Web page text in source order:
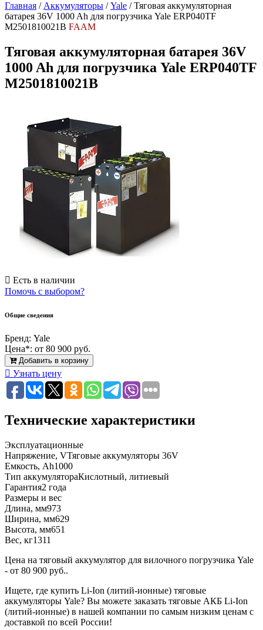
Главная / Аккумуляторы /Yale /Тяговая аккумуляторная
батарея 36V 1000 Ah для погрузчика Yale ERP040TF
M2501810021B FAAM
Тяговая аккумуляторная батарея 36V
1000 Ah для погрузчика Yale ERP040TF
M2501810021B
Есть в наличии
Помочь с выбором?
Общие сведения
Бренд: Yale
Цена*: от 80 900 руб.
Добавить в корзину
Узнать цену
Технические характеристики
Эксплуатационные
Напряжение, VТяговые аккумуляторы 36V
Емкость, Ah1000
Тип аккумулятораКислотный, литиевый
Гарантия2 года
Размеры и вес
Длина, мм973
Ширина, мм629
Высота, мм651
Вес, кг1311
Цена на тяговый аккумулятор для вилочного погрузчика Yale
- от 80 900 руб..
Ищете, где купить Li-Ion (литий-ионные) тяговые
аккумуляторы Yale? Вы можете заказать тяговые АКБ Li-Ion
(литий-ионные) в нашей компании по самым низким ценам с
доставкой по всей России!